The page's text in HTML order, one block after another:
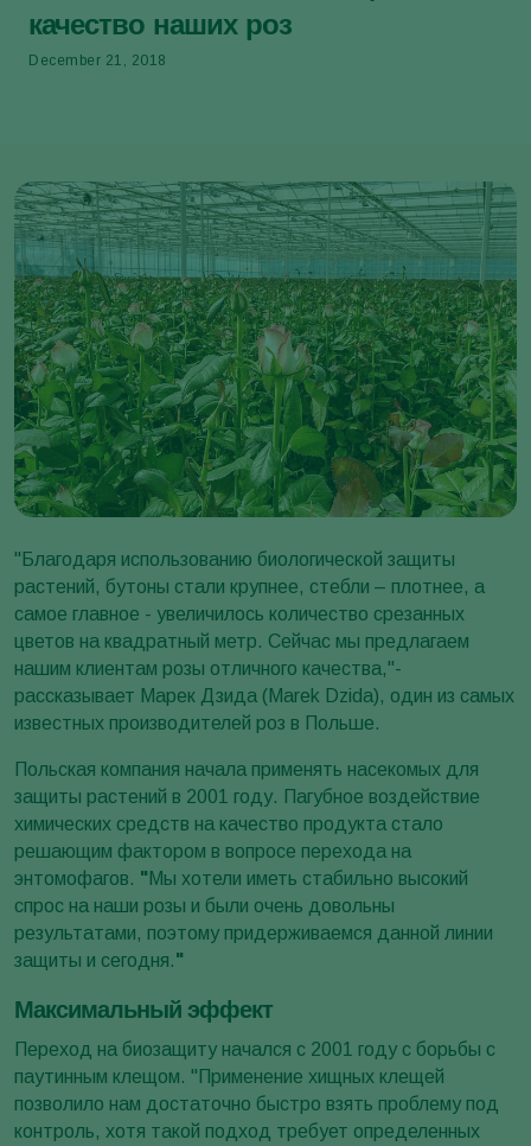
качество наших роз
December 21, 2018
"Благодаря использованию биологической защиты
растений, бутоны стали крупнее, стебли – плотнее, а
самое главное - увеличилось количество срезанных
цветов на квадратный метр. Сейчас мы предлагаем
нашим клиентам розы отличного качества,"-
рассказывает Марек Дзида (Marek Dzida), один из самых
известных производителей роз в Польше.
Польская компания начала применять насекомых для
защиты растений в 2001 году. Пагубное воздействие
химических средств на качество продукта стало
решающим фактором в вопросе перехода на
энтомофагов. " Мы хотели иметь стабильно высокий
спрос на наши розы и были очень довольны
результатами, поэтому придерживаемся данной линии
защиты и сегодня."
Максимальный эффект
Переход на биозащиту начался с 2001 году с борьбы с
паутинным клещом. "Применение хищных клещей
позволило нам достаточно быстро взять проблему под
контроль, хотя такой подход требует определенных